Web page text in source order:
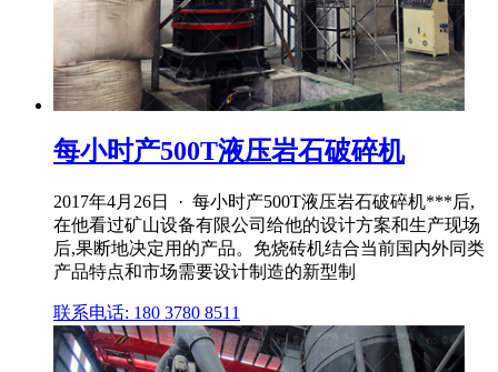
每小时产500T液压岩石破碎机
2017年4月26日 · 每小时产500T液压岩石破碎机***后,
在他看过矿山设备有限公司给他的设计方案和生产现场
后,果断地决定用的产品。免烧砖机结合当前国内外同类
产品特点和市场需要设计制造的新型制
联系电话: 180 3780 8511